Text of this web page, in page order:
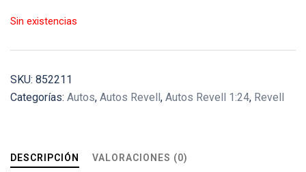
Sin existencias
SKU: 852211
Categorías: Autos, Autos Revell, Autos Revell 1:24, Revell
DESCRIPCIÓN VALORACIONES (0)